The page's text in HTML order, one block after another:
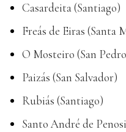
Casardeita (Santiago)
Freás de Eiras (Santa
O Mosteiro (San
Paizás (San Salvador)
Rubiás (Santiago)
Santo André de